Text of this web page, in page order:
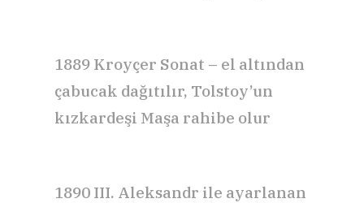
1889 Kroyçer Sonat – el altından
çabucak dağıtılır, Tolstoy’un
kızkardeşi Maşa rahibe olur
1890 III. Aleksandr ile ayarlanan